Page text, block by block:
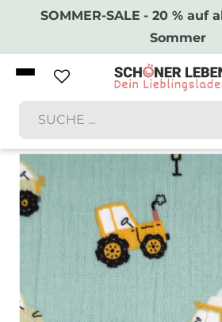
SOMMER-SALE - 20 % auf
Sommer